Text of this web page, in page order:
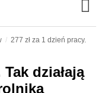
277 zł za 1 dzień pracy.
działają